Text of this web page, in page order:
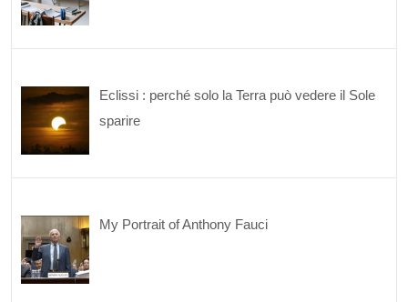
Eclissi : perché solo la Terra può vedere il Sole
sparire
My Portrait of Anthony Fauci